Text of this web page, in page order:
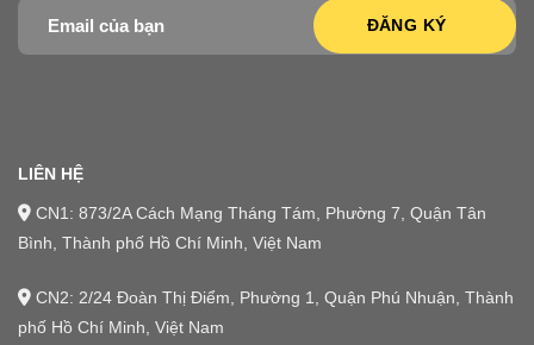
LIÊN HỆ
CN1: 873/2A Cách Mạng Tháng Tám, Phường 7, Quận Tân
Bình, Thành phố Hồ Chí Minh, Việt Nam
CN2: 2/24 Đoàn Thị Điểm, Phường 1, Quận Phú Nhuận, Thành
phố Hồ Chí Minh, Việt Nam